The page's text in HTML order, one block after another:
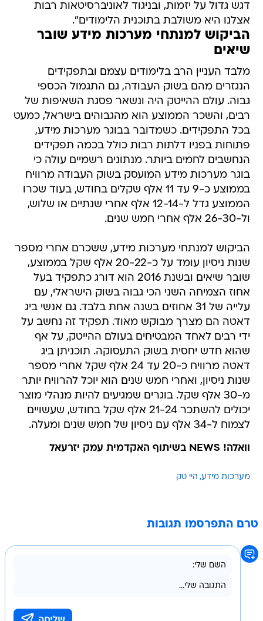
דגש גדול על יזמות, ובניגוד לאוניברסיטאות רבות
אצלנו היא משולבת בתוכנית הלימודים".
הביקוש למנתחי מערכות מידע שובר
שיאים
מלבד העניין הרב בלימודים עצמם ובתפקידים
הנגזרים מהם בשוק העבודה, גם התגמול הכספי
גבוה. עולם ההייטק היה ונשאר פסגת השאיפות של
רבים, והשכר הממוצע הוא מהגבוהים בישראל, כמעט
בכל התפקידים. כשמדובר בבוגר מערכות מידע,
פתוחות בפניו דלתות רבות כולל בכמה תפקידים
הנחשבים לחמים ביותר. מנתונים רשמיים עולה כי
בוגר מערכות מידע המועסק בשוק העבודה מרוויח
בממוצע כ-9 עד 11 אלף שקלים בחודש, בעוד שכרו
הממוצע גדל ל-12-14 אלף אחרי שנתיים או שלוש,
ול-26-30 אלף אחרי חמש שנים.
הביקוש למנתחי מערכות מידע, ששכרם אחרי מספר
שנות ניסיון עומד על כ-20-22 אלף שקל בממוצע,
שובר שיאים ובשנת 2016 הוא דורג כתפקיד בעל
אחוז הצמיחה השני הכי גבוה בשוק הישראלי, עם
עלייה של 31 אחוזים בשנה אחת בלבד. גם אנשי ביג
דאטה הם מצרך מבוקש מאוד. תפקיד זה נחשב על
ידי רבים לאחד המבטיחים בעולם ההייטק, על אף
שהוא חדש יחסית בשוק התעסוקה. תוכניתן ביג
דאטה מרוויח כ-20 עד 24 אלף שקל אחרי מספר
שנות ניסיון, ואחרי חמש שנים הוא יוכל להרוויח יותר
מ-30 אלף שקל. בוגרים שמגיעים להיות מנהלי מוצר
יכולים להשתכר 21-24 אלף שקל בחודש, שעשויים
לצמוח ל-34 אלף עם ניסיון של חמש שנים ומעלה.
וואלה! NEWS בשיתוף האקדמית עמק יזרעאל
מערכות מידע היי טק
טרם התפרסמו תגובות